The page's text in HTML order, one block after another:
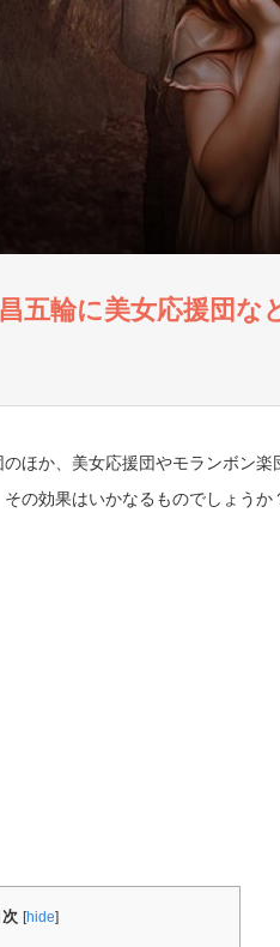
五輪に美女応援団な
ほか、美女応援団やモランボン楽
の効果はいかなるものでしょうか
次 [hide]